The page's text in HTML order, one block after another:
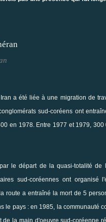
a été liée à une migration de
sud-coréens ont
en 1978. Entre 1977 et 1979, 300
le départ de la quasi-totalité de
sud-coréennes ont organisé
route a entraîné la mort de 5
le pays : en 1985, la communauté
la main d'oeuvre sud-coréenne